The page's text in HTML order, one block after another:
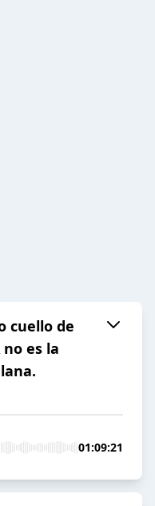
cuello de
es la
01:09:21